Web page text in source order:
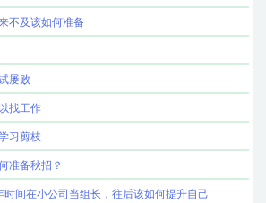
不及该如何准备
屡败
找工作
习剪枝
准备秋招？
时间在小公司当组长，往后该如何提升自己